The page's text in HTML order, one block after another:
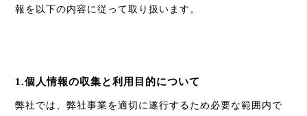
報を以下の内容に従って取り扱います。
1.個人情報の収集と利用目的について
弊社では、弊社事業を適切に遂行するため必要な範囲内で